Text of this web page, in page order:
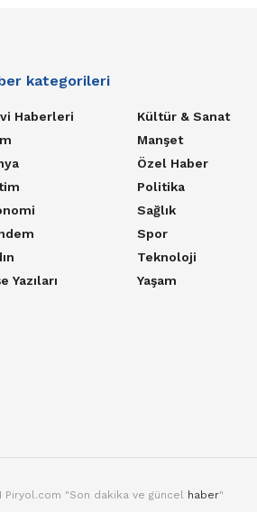
kategorileri
Haberleri
Yazıları
Kültür & Sanat
Manşet
Özel Haber
Politika
Sağlık
Spor
Teknoloji
Yaşam
Piryol.com "Son dakika ve güncel haber"